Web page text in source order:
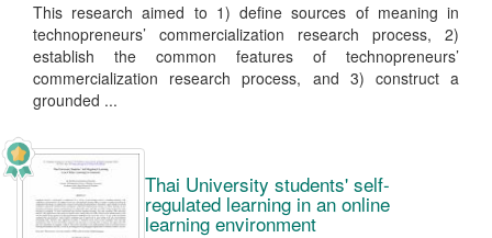
This research aimed to 1) define sources of meaning in
technopreneurs’ commercialization research process, 2)
establish the common features of technopreneurs’
commercialization research process, and 3) construct a
grounded ...
Thai University students' self-
regulated learning in an online
learning environment